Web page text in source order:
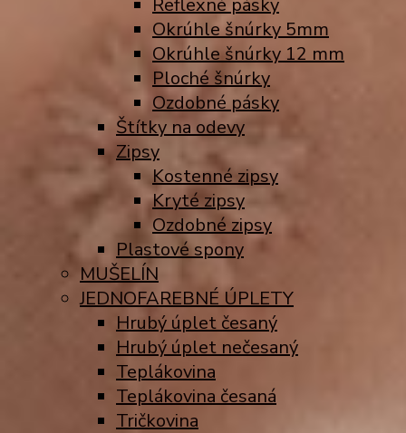
Reflexné pásky
Okrúhle šnúrky 5mm
Okrúhle šnúrky 12 mm
Ploché šnúrky
Ozdobné pásky
Štítky na odevy
Zipsy
Kostenné zipsy
Kryté zipsy
Ozdobné zipsy
Plastové spony
MUŠELÍN
JEDNOFAREBNÉ ÚPLETY
Hrubý úplet česaný
Hrubý úplet nečesaný
Teplákovina
Teplákovina česaná
Tričkovina